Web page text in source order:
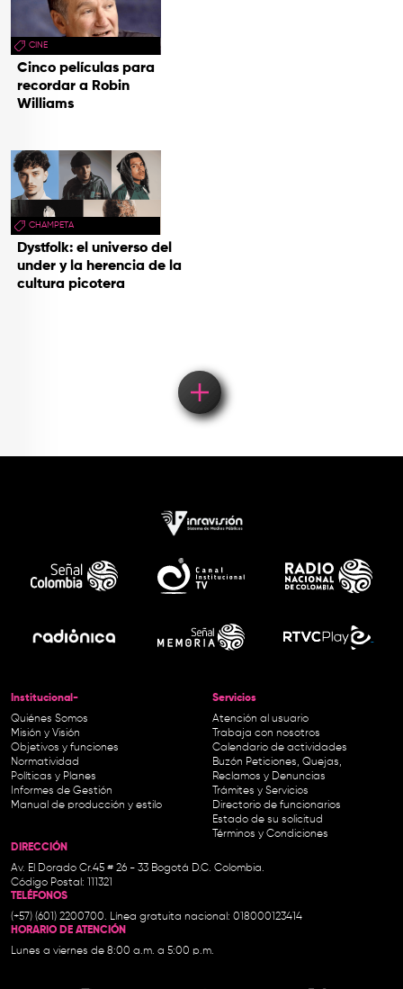
CINE
Cinco películas para
recordar a Robin
Williams
CHAMPETA
Dystfolk: el universo del
under y la herencia de la
cultura picotera
Institucional-
Quiénes Somos
Misión y Visión
Objetivos y funciones
Normatividad
Políticas y Planes
Informes de Gestión
Manual de producción y estilo
Servicios
Atención al usuario
Trabaja con nosotros
Calendario de actividades
Buzón Peticiones, Quejas,
Reclamos y Denuncias
Trámites y Servicios
Directorio de funcionarios
Estado de su solicitud
Términos y Condiciones
DIRECCIÓN
Av. El Dorado Cr.45 # 26 - 33 Bogotá D.C. Colombia.
Código Postal: 111321
TELÉFONOS
(+57) (601) 2200700. Línea gratuita nacional: 018000123414
HORARIO DE ATENCIÓN
Lunes a viernes de 8:00 a.m. a 5:00 p.m.